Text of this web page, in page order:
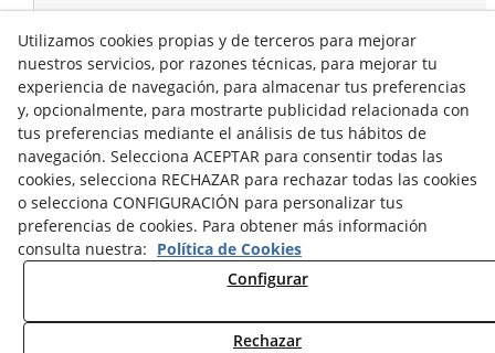
Utilizamos cookies propias y de terceros para mejorar
nuestros servicios, por razones técnicas, para mejorar tu
experiencia de navegación, para almacenar tus preferencias
y, opcionalmente, para mostrarte publicidad relacionada con
tus preferencias mediante el análisis de tus hábitos de
navegación. Selecciona ACEPTAR para consentir todas las
cookies, selecciona RECHAZAR para rechazar todas las cookies
o selecciona CONFIGURACIÓN para personalizar tus
preferencias de cookies. Para obtener más información
consulta nuestra: Política de Cookies
Configurar
Rechazar